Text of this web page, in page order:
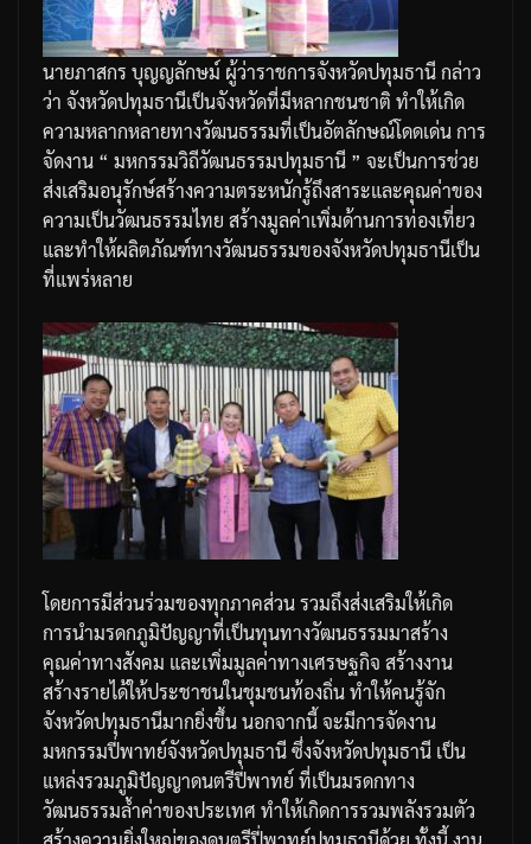
นายภาสกร บุญญลักษม์ ผู้ว่าราชการจังหวัดปทุมธานีกล่าว
ว่า จังหวัดปทุมธานีเป็นจังหวัดที่มีหลากชนชาติ ทำให้เกิด
ความหลากหลายทางวัฒนธรรมที่เป็นอัตลักษณ์โดดเด่นการ
จัดงาน “ มหกรรมวิถีวัฒนธรรมปทุมธานี ” จะเป็นการช่วย
ส่งเสริมอนุรักษ์สร้างความตระหนักรู้ถึงสาระและคุณค่าของ
ความเป็นวัฒนธรรมไทย สร้างมูลค่าเพิ่มด้านการท่องเที่ยว
และทำให้ผลิตภัณฑ์ทางวัฒนธรรมของจังหวัดปทุมธานีเป็น
ที่แพร่หลาย
โดยการมีส่วนร่วมของทุกภาคส่วนรวมถึงส่งเสริมให้เกิด
การนำมรดกภูมิปัญญาที่เป็นทุนทางวัฒนธรรมมาสร้าง
คุณค่าทางสังคม และเพิ่มมูลค่าทางเศรษฐกิจ สร้างงาน
สร้างรายได้ให้ประชาชนในชุมชนท้องถิ่นทำให้คนรู้จัก
จังหวัดปทุมธานีมากยิ่งขึ้นนอกจากนี้จะมีการจัดงาน
มหกรรมปี่พาทย์จังหวัดปทุมธานีซึ่งจังหวัดปทุมธานี เป็น
แหล่งรวมภูมิปัญญาดนตรีปี่พาทย์ ที่เป็นมรดกทาง
วัฒนธรรมล้ำค่าของประเทศ ทำให้เกิดการรวมพลังรวมตัว